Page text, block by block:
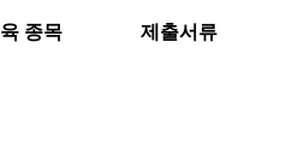
종목 제출서류